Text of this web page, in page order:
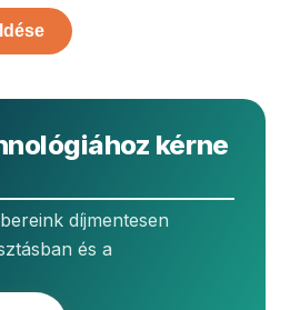
kérne
díjmentesen
és a